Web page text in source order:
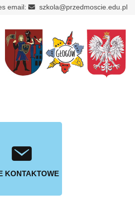
email: szkola@przedmoscie.edu.pl
KONTAKTOWE